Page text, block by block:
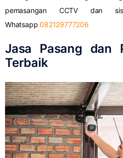
pemasangan CCTV dan
Whatsapp082129777206
Jasa Pasang dan
Terbaik